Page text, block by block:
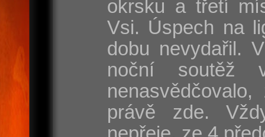
okrsku a třetí
Vsi. Úspech na
dobu nevydařil.
noční soutěž
právě zde.